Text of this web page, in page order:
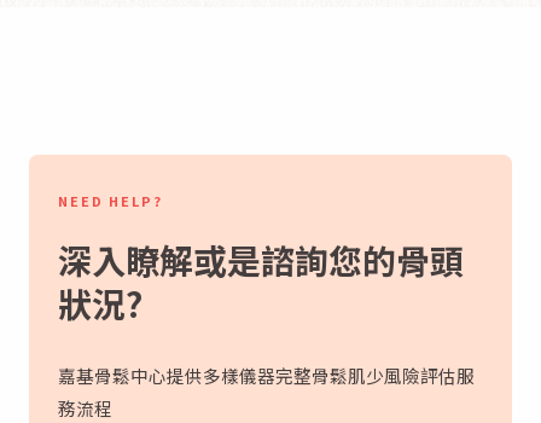
NEED HELP?
深入瞭解或是諮詢您的骨頭
狀況?
嘉基骨鬆中心提供多樣儀器完整骨鬆肌少風險評估服
務流程